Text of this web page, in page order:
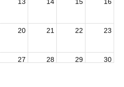
20 21 22 23
27 28 29 30